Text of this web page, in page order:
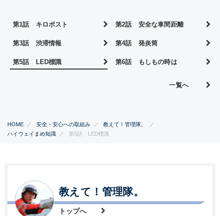
第1話 キロポスト 第2話 安全な車間距離
第3話 渋滞情報 第4話 発炎筒
第5話 LED標識 第6話 もしもの時は
一覧へ
HOME 安全・安心への取組み
教えて！管理隊。
ハイウェイまめ知識
第5話 LED標識
教えて！管理隊。
トップへ